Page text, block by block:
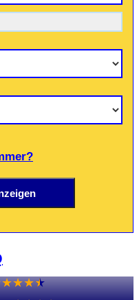
★★★★
★